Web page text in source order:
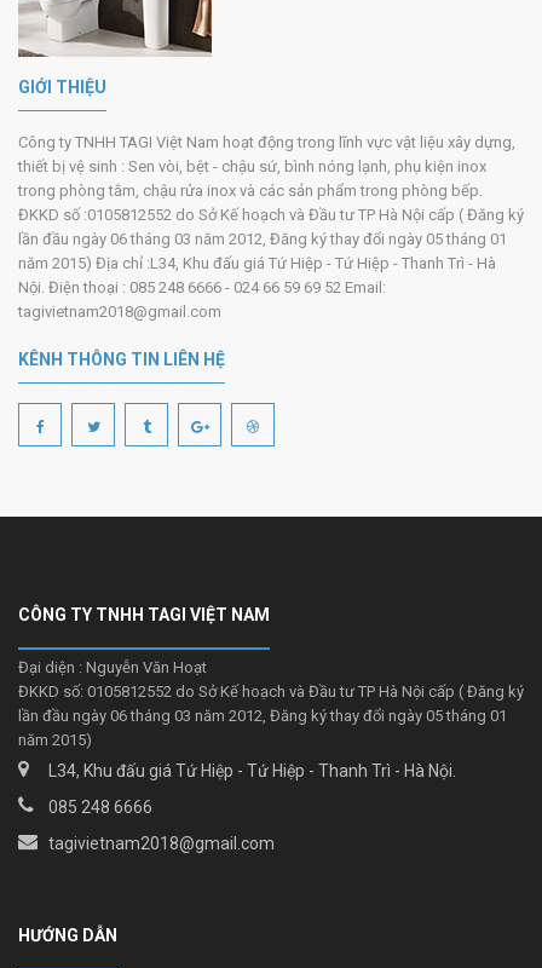
GIỚI THIỆU
Công ty TNHH TAGI Việt Nam hoạt động trong lĩnh vực vật liệu xây dựng,
thiết bị vệ sinh : Sen vòi, bệt - chậu sứ, bình nóng lạnh, phụ kiện inox
trong phòng tắm, chậu rửa inox và các sản phẩm trong phòng bếp.
ĐKKD số :0105812552 do Sở Kế hoạch và Đầu tư TP Hà Nội cấp ( Đăng ký
lần đầu ngày 06 tháng 03 năm 2012, Đăng ký thay đổi ngày 05 tháng 01
năm 2015) Địa chỉ :L34, Khu đấu giá Tứ Hiệp - Tứ Hiệp - Thanh Trì - Hà
Nội. Điện thoại : 085 248 6666 - 024 66 59 69 52 Email:
tagivietnam2018@gmail.com
KÊNH THÔNG TIN LIÊN HỆ
CÔNG TY TNHH TAGI VIỆT NAM
Đại diện : Nguyễn Văn Hoạt
ĐKKD số: 0105812552 do Sở Kế hoạch và Đầu tư TP Hà Nội cấp ( Đăng ký
lần đầu ngày 06 tháng 03 năm 2012, Đăng ký thay đổi ngày 05 tháng 01
năm 2015)
L34, Khu đấu giá Tứ Hiệp - Tứ Hiệp - Thanh Trì - Hà Nội.
085 248 6666
tagivietnam2018@gmail.com
HƯỚNG DẪN